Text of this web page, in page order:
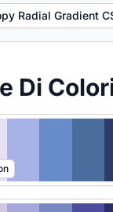
Radial Gradient
Di